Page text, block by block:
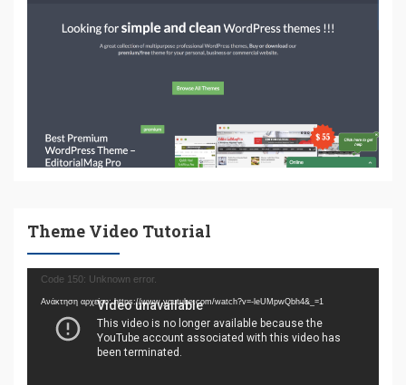
Theme Video Tutorial
Πρόγραμμα
Αναπαραγωγής
Βίντεο
Code 150: Unknown error.
Ανάκτηση αρχείου: https://www.youtube.com/watch?v=-leUMpwQbh4&_=1